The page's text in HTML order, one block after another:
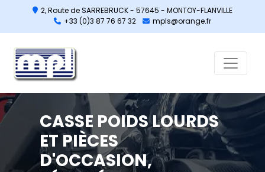
2, Route de SARREBRUCK - 57645 - MONTOY-FLANVILLE
+33 (0)3 87 76 67 32
mpls@orange.fr
CASSE POIDS LOURDS
ET PIÈCES
D'OCCASION,